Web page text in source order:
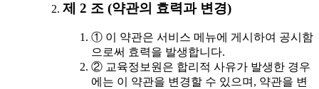
제 2 조 (약관의 효력과 변경)
① 이 약관은 서비스 메뉴에 게시하여 공시함
으로써 효력을 발생합니다.
② 교육정보원은 합리적 사유가 발생한 경우
에는 이 약관을 변경할 수 있으며, 약관을 변